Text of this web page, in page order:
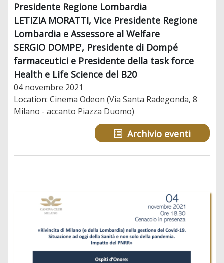
Presidente Regione Lombardia
LETIZIA MORATTI, Vice Presidente Regione
Lombardia e Assessore al Welfare
SERGIO DOMPE', Presidente di Dompé
farmaceutici e Presidente della task force
Health e Life Science del B20
04 novembre 2021
Location: Cinema Odeon (Via Santa Radegonda, 8
Milano - accanto Piazza Duomo)
Archivio eventi